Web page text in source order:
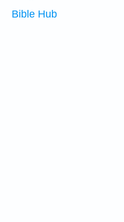
Bible Hub